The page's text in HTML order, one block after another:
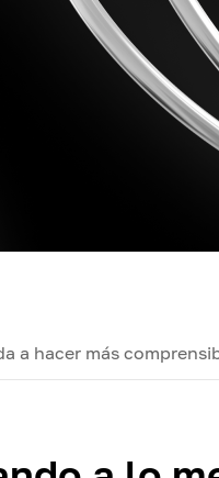
a hacer más